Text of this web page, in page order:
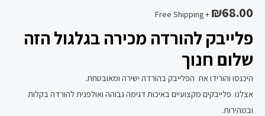
₪68.00
+ Free Shipping
פלייבק להורדה מכירה בגלגול הזה
שלום חנוך
היכנסו והורידו את הפלייבק בהורדה ישירה ומאובטחת.
אצלנו פלייבקים מקצועיים באיכות דגימה גבוהה ואולפנית להורדה בקלות
ובמהירות.